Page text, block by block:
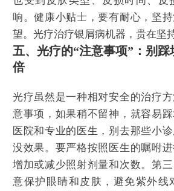
响。健康小贴士，要有耐心，坚
望。光疗治疗银屑病机器，贵在坚持
五、光疗的“注意事项”：别
倍
光疗虽然是一种相对安全的治疗
意事项，如果稍不留神，就容易
医院和专业的医生，别去那些小
没效果。要严格按照医生的嘱咐
增加或减少照射剂量和次数。第
意保护眼睛和皮肤，避免紫外线